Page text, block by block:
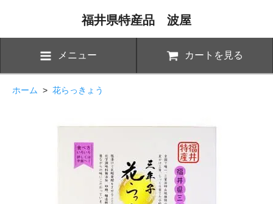
福井県特産品 波屋
メニュー カートを見る
ホーム > 花らっきょう